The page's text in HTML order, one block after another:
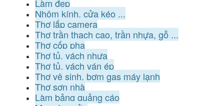
Làm đẹp
Nhôm kính, cửa kéo ...
Thợ lắp camera
Thợ trần thạch cao, trần nhựa, gỗ ...
Thợ cốp pha
Thợ tủ, vách nhựa
Thợ tủ, vách ván ép
Thợ vệ sinh, bơm gas máy lạnh
Thợ sơn nhà
Làm bảng quảng cáo